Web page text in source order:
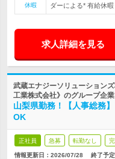
休暇
ダーによる* 有給休
求人詳細を見る
武蔵エナジーソリューション
工業株式会社》のグループ企業
山梨県勤務！【人事総務
OK
正社員 急募 転勤なし
情報更新日：2026/07/28 終了予定